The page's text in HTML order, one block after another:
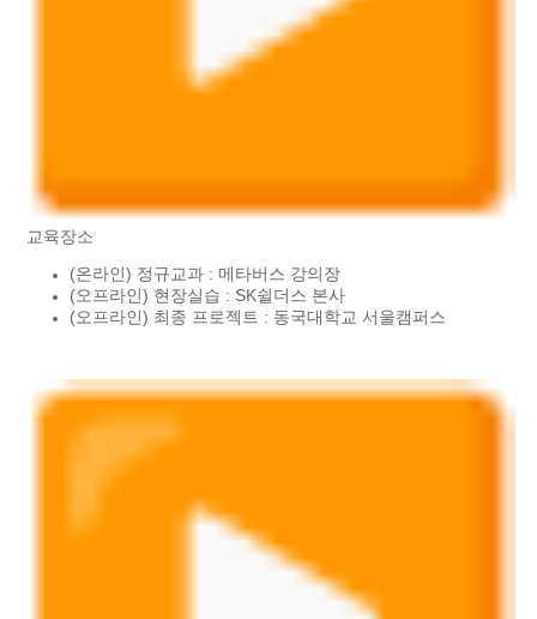
교육장소
(온라인) 정규교과 : 메타버스 강의장
(오프라인) 현장실습 : SK쉴더스 본사
(오프라인) 최종 프로젝트 : 동국대학교 서울캠퍼스